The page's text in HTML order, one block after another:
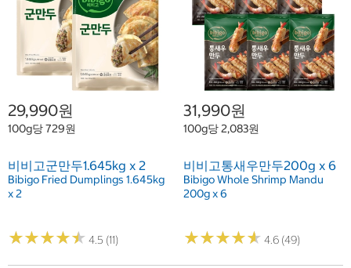
29,990원
100g당 729원
비비고군만두1.645kg x 2
Bibigo Fried Dumplings 1.645kg
x 2
★★★★★
★★★★★ 4.5 (11)
31,990원
100g당 2,083원
비비고통새우만두200g x 6
Bibigo Whole Shrimp Mandu
200g x 6
★★★★★
★★★★★ 4.6 (49)